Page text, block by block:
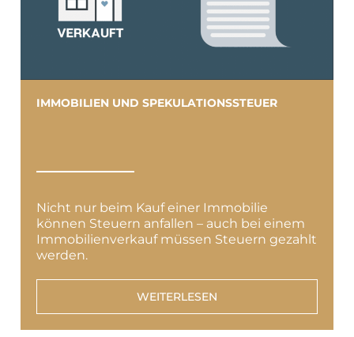
IMMOBILIEN UND SPEKULATIONSSTEUER
Nicht nur beim Kauf einer Immobilie
können Steuern anfallen – auch bei einem
Immobilienverkauf müssen Steuern gezahlt
werden.
WEITERLESEN